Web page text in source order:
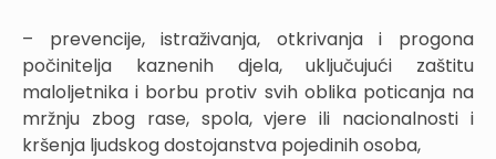
– prevencije, istraživanja, otkrivanja i progona
počinitelja kaznenih djela, uključujući zaštitu
maloljetnika i borbu protiv svih oblika poticanja na
mržnju zbog rase, spola, vjere ili nacionalnosti i
kršenja ljudskog dostojanstva pojedinih osoba,